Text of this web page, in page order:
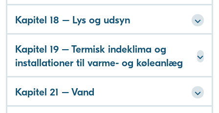
Kapitel 18 – Lys og udsyn
Kapitel 19 – Termisk indeklima og
installationer til varme- og køleanlæg
Kapitel 21 – Vand